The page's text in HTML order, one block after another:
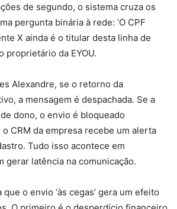
de segundo, o sistema cruza os
pergunta binária à rede: ‘O CPF
X ainda é o titular desta linha de
proprietário da EYOU.
Alexandre, se o retorno da
a mensagem é despachada. Se a
dono, o envio é bloqueado
CRM da empresa recebe um alerta
Tudo isso acontece em
gerar latência na comunicação.
o envio ‘às cegas’ gera um efeito